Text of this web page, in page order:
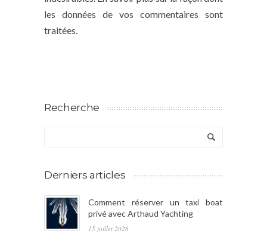
les données de vos commentaires sont
traitées.
Recherche
Derniers articles
Comment réserver un taxi boat
privé avec Arthaud Yachting
15 juillet 2026